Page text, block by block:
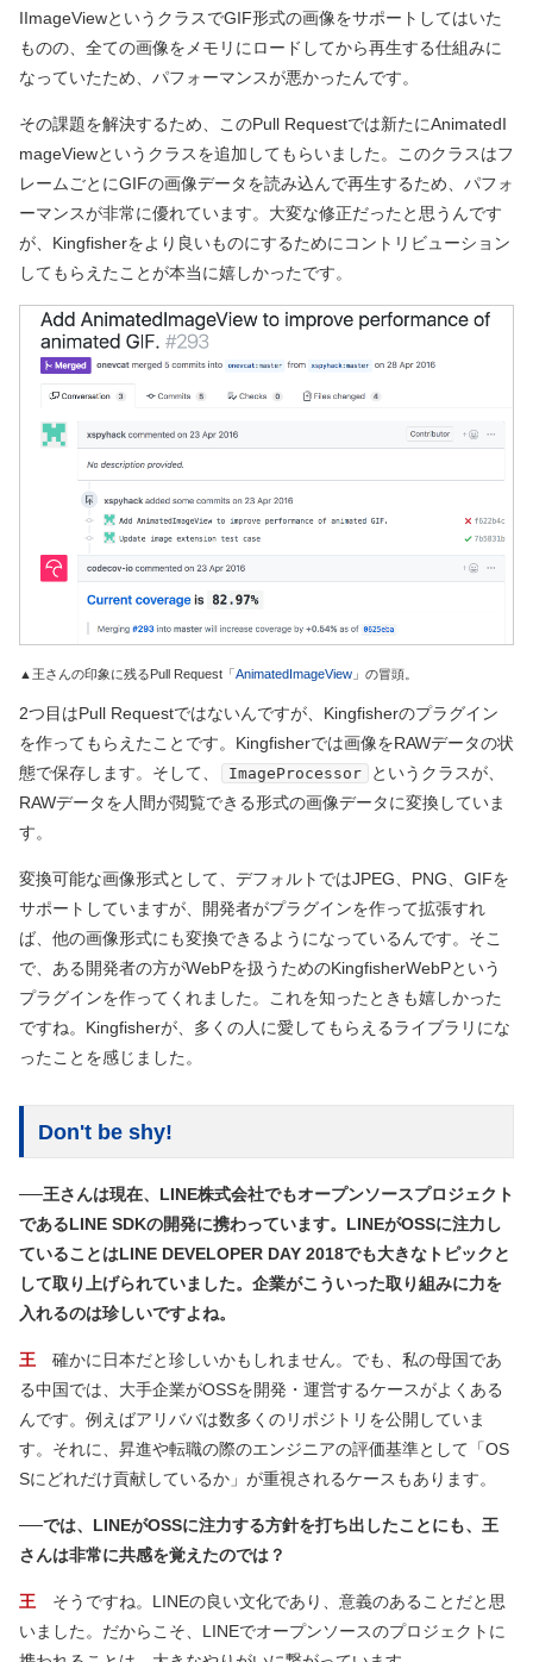
IImageViewというクラスでGIF形式の画像をサポートしてはいた
ものの、全ての画像をメモリにロードしてから再生する仕組みに
なっていたため、パフォーマンスが悪かったんです。
その課題を解決するため、このPull Requestでは新たにAnimatedI
mageViewというクラスを追加してもらいました。このクラスはフ
レームごとにGIFの画像データを読み込んで再生するため、パフォ
ーマンスが非常に優れています。大変な修正だったと思うんです
が、Kingfisherをより良いものにするためにコントリビューション
してもらえたことが本当に嬉しかったです。
▲王さんの印象に残るPull Request「AnimatedImageView 」の冒頭。
2つ目はPull Requestではないんですが、Kingfisherのプラグイン
を作ってもらえたことです。Kingfisherでは画像をRAWデータの状
態で保存します。そして、
ImageProcessor
というクラスが、
RAWデータを人間が閲覧できる形式の画像データに変換していま
す。
変換可能な画像形式として、デフォルトではJPEG、PNG、GIFを
サポートしていますが、開発者がプラグインを作って拡張すれ
ば、他の画像形式にも変換できるようになっているんです。そこ
で、ある開発者の方がWebPを扱うためのKingfisherWebPという
プラグインを作ってくれました。これを知ったときも嬉しかった
ですね。Kingfisherが、多くの人に愛してもらえるライブラリにな
ったことを感じました。
Don't be shy!
──王さんは現在、LINE株式会社でもオープンソースプロジェクト
であるLINE SDKの開発に携わっています。LINEがOSSに注力し
ていることはLINE DEVELOPER DAY 2018でも大きなトピックと
して取り上げられていました。企業がこういった取り組みに力を
入れるのは珍しいですよね。
王 確かに日本だと珍しいかもしれません。でも、私の母国であ
る中国では、大手企業がOSSを開発・運営するケースがよくある
んです。例えばアリババは数多くのリポジトリを公開していま
す。それに、昇進や転職の際のエンジニアの評価基準として「OS
Sにどれだけ貢献しているか」が重視されるケースもあります。
──では、LINEがOSSに注力する方針を打ち出したことにも、王
さんは非常に共感を覚えたのでは？
王 そうですね。LINEの良い文化であり、意義のあることだと思
いました。だからこそ、LINEでオープンソースのプロジェクトに